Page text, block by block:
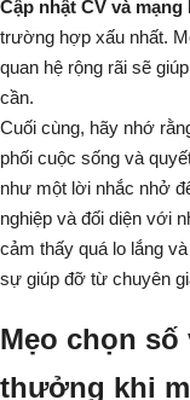
Cập nhật CV và
trường hợp xấu nhất.
quan hệ rộng rãi sẽ
cần.
Cuối cùng, hãy nhớ
phối cuộc sống và
như một lời nhắc nhở
nghiệp và đối diện với
cảm thấy quá lo lắng
sự giúp đỡ từ chuyên
Mẹo chọn
thưởng khi